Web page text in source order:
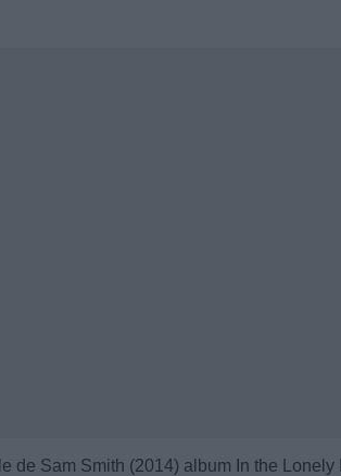
de Sam Smith (2014) album In the Lonely